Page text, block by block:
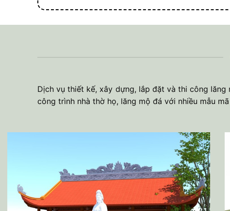
Dịch vụ thiết kế, xây dựng, lắp đặt và thi công
công trình nhà thờ họ, lăng mộ đá với nhiều mẫu